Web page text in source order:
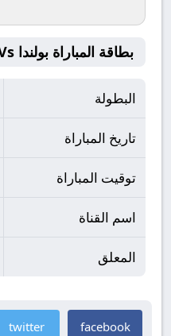
بطاقة المباراة بولندا Vs نيجيريا
البطولة
تاريخ المباراة
توقيت المباراة
اسم القناة
المعلق
facebook
twitter